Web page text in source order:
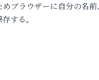
ブラウザーに自分の名前
する。